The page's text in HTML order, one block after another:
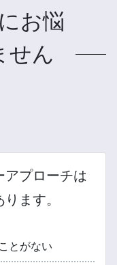
お悩
せん
アプローチは
ます。
とがない